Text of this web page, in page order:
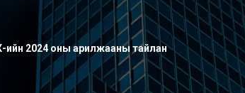
ийн 2024 оны арилжааны тайлан